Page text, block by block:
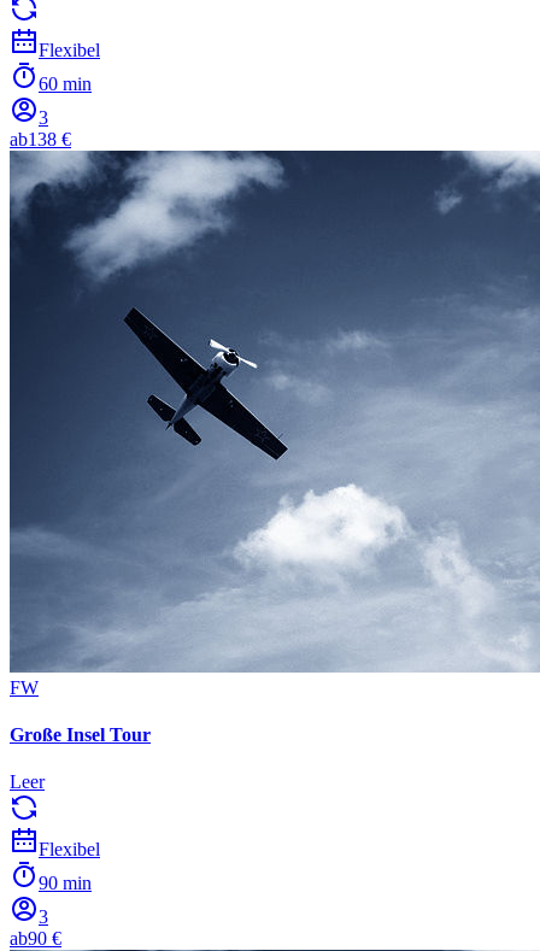
Flexibel
60 min
3
ab138 €
FW
Große Insel Tour
Leer
Flexibel
90 min
3
ab90 €